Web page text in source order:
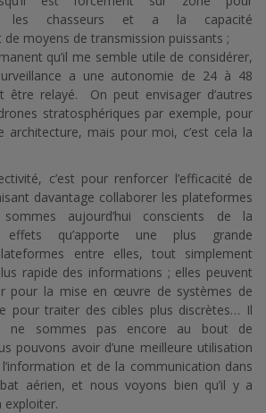
les chasseurs et a la capacité
de moyens de transmission puissants ;
qu’il me semble utile de considérer,
a une autonomie de 24 à 48
être relayé. On peut envisager d’autres
stratosphériques par exemple, pour
architecture, mais pour moi, c’est cela la
c’est pour renforcer l’efficacité de
davantage collaborer les plateformes
aujourd’hui conscients de la
effets qu’apporte une plus grande
entre elles, tout simplement
rapide des informations ; elles peuvent
pour la mise en œuvre de systèmes de
pour traiter des cibles plus discrètes… Il
ne sommes pas encore au bout de
pouvons avoir d’une meilleure utilisation
et de la communication dans
aérien, et nous voyons bien qu’il y a
exploiter.